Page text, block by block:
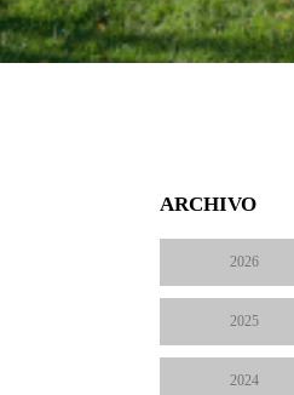
ARCHIVO
2026
2025
2024